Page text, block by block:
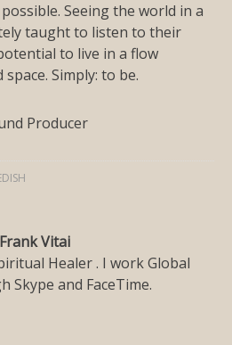
Seeing the world in a
taught to listen to their
to live in a flow
Simply: to be.
Producer
Vitai
Healer . I work Global
Skype and FaceTime.